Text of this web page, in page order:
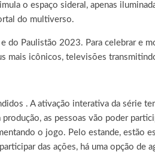
o espaço sideral, apenas
do multiverso.
do Paulistão 2023. Para celebrar
mais icônicos, televisões
. A ativação interativa da série
as pessoas vão poder
o jogo. Pelo estande,
das ações, há uma opção